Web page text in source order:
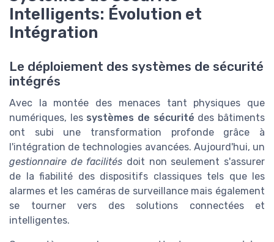
Intelligents: Évolution et
Intégration
Le déploiement des systèmes de sécurité
intégrés
Avec la montée des menaces tant physiques que
numériques, les systèmes de sécurité des bâtiments
ont subi une transformation profonde grâce à
l'intégration de technologies avancées. Aujourd'hui, un
gestionnaire de facilités doit non seulement s'assurer
de la fiabilité des dispositifs classiques tels que les
alarmes et les caméras de surveillance mais également
se tourner vers des solutions connectées et
intelligentes.